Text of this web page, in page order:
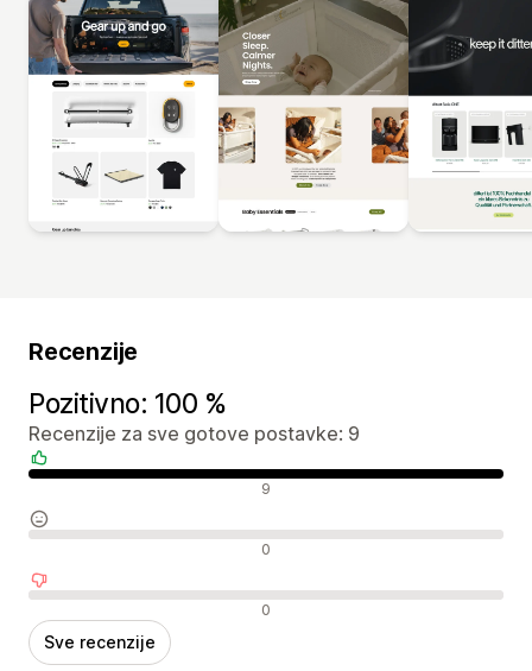
Recenzije
Pozitivno: 100 %
Recenzije za sve gotove postavke: 9
Pozitivne recenzije 9
Neutralne recenzije 0
Negativne recenzije 0
Sve recenzije